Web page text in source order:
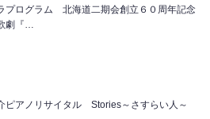
プログラム 北海道二期会創立６０周年記念
劇『…
ピアノリサイタル Stories～さすらい人～